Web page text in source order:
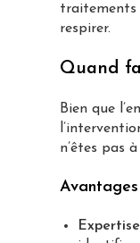
traitements
respirer.
Quand
Bien que
n’êtes pas